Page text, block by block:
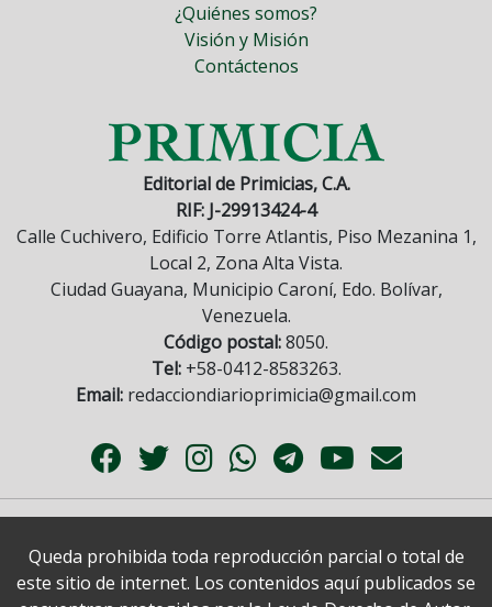
¿Quiénes somos?
Visión y Misión
Contáctenos
Editorial de Primicias, C.A.
RIF: J-29913424-4
Calle Cuchivero, Edificio Torre Atlantis, Piso Mezanina 1,
Local 2, Zona Alta Vista.
Ciudad Guayana, Municipio Caroní, Edo. Bolívar,
Venezuela.
Código postal:8050.
Tel:+58-0412-8583263.
Email: redacciondiarioprimicia@gmail.com
Queda prohibida toda reproducción parcial o total de
este sitio de internet. Los contenidos aquí publicados se